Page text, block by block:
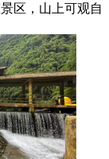
区，山上可观自